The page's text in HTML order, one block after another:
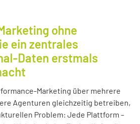
ohne
ein zentrales
Daten erstmals
Marketing über mehrere
Agenturen gleichzeitig betreiben,
Problem: Jede Plattform –